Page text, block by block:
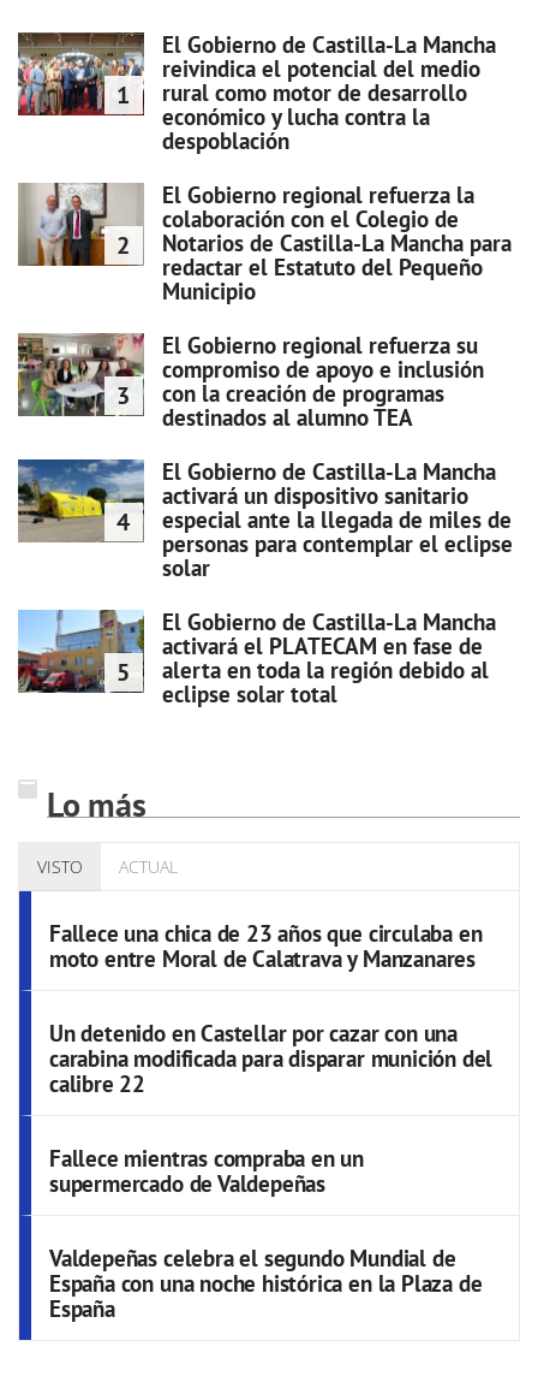
1
El Gobierno de Castilla-La Mancha
reivindica el potencial del medio
rural como motor de desarrollo
económico y lucha contra la
despoblación
2
El Gobierno regional refuerza la
colaboración con el Colegio de
Notarios de Castilla-La Mancha para
redactar el Estatuto del Pequeño
Municipio
3
El Gobierno regional refuerza su
compromiso de apoyo e inclusión
con la creación de programas
destinados al alumno TEA
4
El Gobierno de Castilla-La Mancha
activará un dispositivo sanitario
especial ante la llegada de miles de
personas para contemplar el eclipse
solar
5
El Gobierno de Castilla-La Mancha
activará el PLATECAM en fase de
alerta en toda la región debido al
eclipse solar total
Lo más
VISTO ACTUAL
Fallece una chica de 23 años que circulaba en
moto entre Moral de Calatrava y Manzanares
Un detenido en Castellar por cazar con una
carabina modificada para disparar munición del
calibre 22
Fallece mientras compraba en un
supermercado de Valdepeñas
Valdepeñas celebra el segundo Mundial de
España con una noche histórica en la Plaza de
España